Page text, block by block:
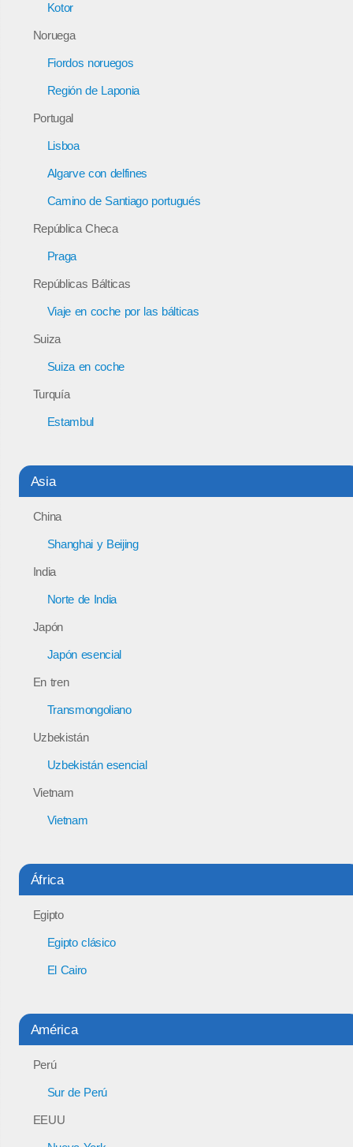
Kotor
Noruega
Fiordos noruegos
Región de Laponia
Portugal
Lisboa
Algarve con delfines
Camino de Santiago portugués
República Checa
Praga
Repúblicas Bálticas
Viaje en coche por las bálticas
Suiza
Suiza en coche
Turquía
Estambul
Asia
China
Shanghai y Beijing
India
Norte de India
Japón
Japón esencial
En tren
Transmongoliano
Uzbekistán
Uzbekistán esencial
Vietnam
Vietnam
África
Egipto
Egipto clásico
El Cairo
América
Perú
Sur de Perú
EEUU